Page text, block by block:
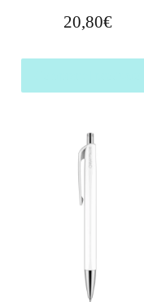
20,80€